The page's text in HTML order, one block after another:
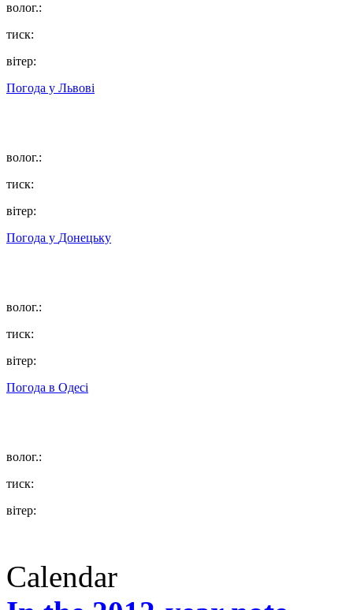
волог.:
тиск:
вітер:
Погода у Львові
волог.:
тиск:
вітер:
Погода у Донецьку
волог.:
тиск:
вітер:
Погода в Одесі
волог.:
тиск:
вітер:
Calendar